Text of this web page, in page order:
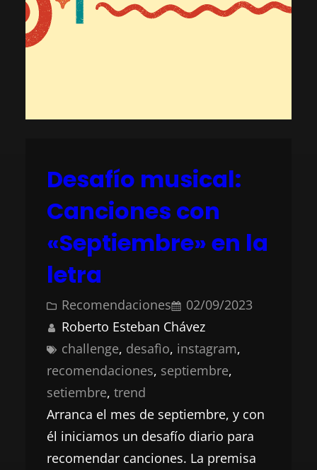
Desafío musical:
Canciones con
«Septiembre» en la
letra
Recomendaciones
02/09/2023
Roberto Esteban Chávez
challenge, desafìo, instagram
recomendaciones, septiembre
setiembre, trend
Arranca el mes de septiembre, y con
él iniciamos un desafío diario para
recomendar canciones. La premisa